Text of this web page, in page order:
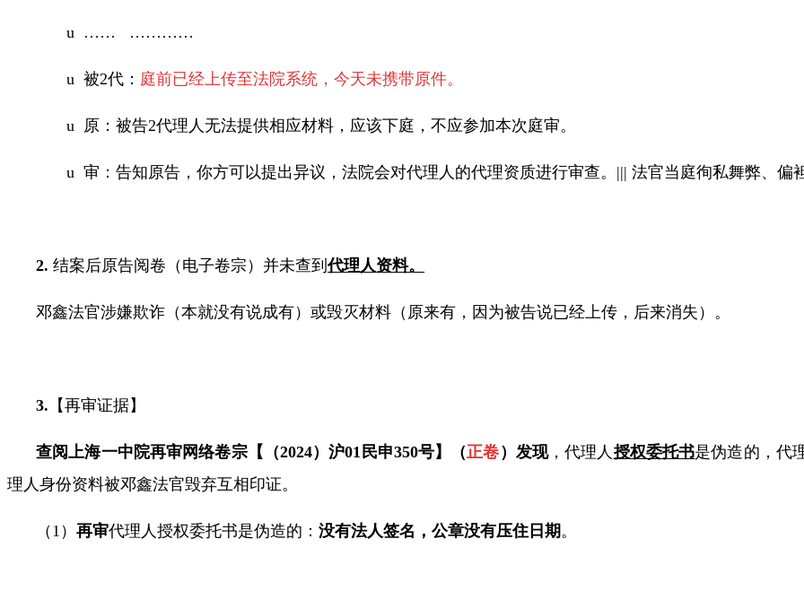
u …… …………
u 被2代： 庭前已经上传至法院系统 ，今天未携带原件。
u 原：被告2代理人无法提供相应材料，应该下庭，不应参加本次庭审。
u 审：告知原告，你方可以提出异议，法院会对代理人的代理资质进行审查。 |||法官当庭徇私舞弊、偏
2. 结案后原告阅卷（电子卷宗）并未查到代理人资料。
邓鑫法官涉嫌欺诈（本就没有说成有）或毁灭材料（原来有，因为被告说已经上传，后来消失） 。
3. 【再审证据】
查阅上海一中院再审网络卷宗【（2024）沪01 民申350号】（正卷） 发现，代理人 授权委托书是伪造的 ，代
理人身份资料被邓鑫法官毁弃互相印证。
（ 1 ） 再审代理人授权委托书是伪造的： 没有法人签名，公章没有压住日期 。